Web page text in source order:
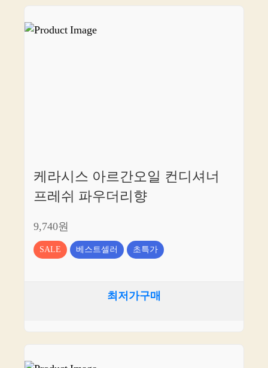
케라시스 아르간오일 컨디셔너
프레쉬 파우더리향
9,740원
SALE 베스트셀러 초특가
최저가구매